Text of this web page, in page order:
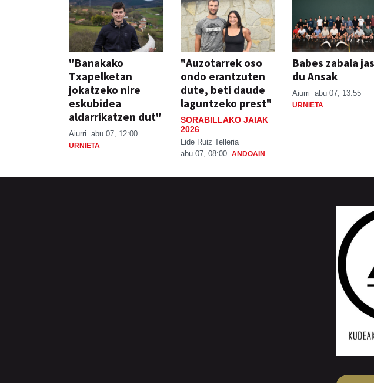
"Banakako
Txapelketan
jokatzeko nire
eskubidea
aldarrikatzen dut"
Aiurri abu 07, 12:00
URNIETA
"Auzotarrek oso
ondo erantzuten
dute, beti daude
laguntzeko prest"
SORABILLAKO JAIAK
2026
Lide Ruiz Telleria
abu 07, 08:00 ANDOAIN
Babes zabala
du Ansak
Aiurri abu 07, 13:55
URNIETA